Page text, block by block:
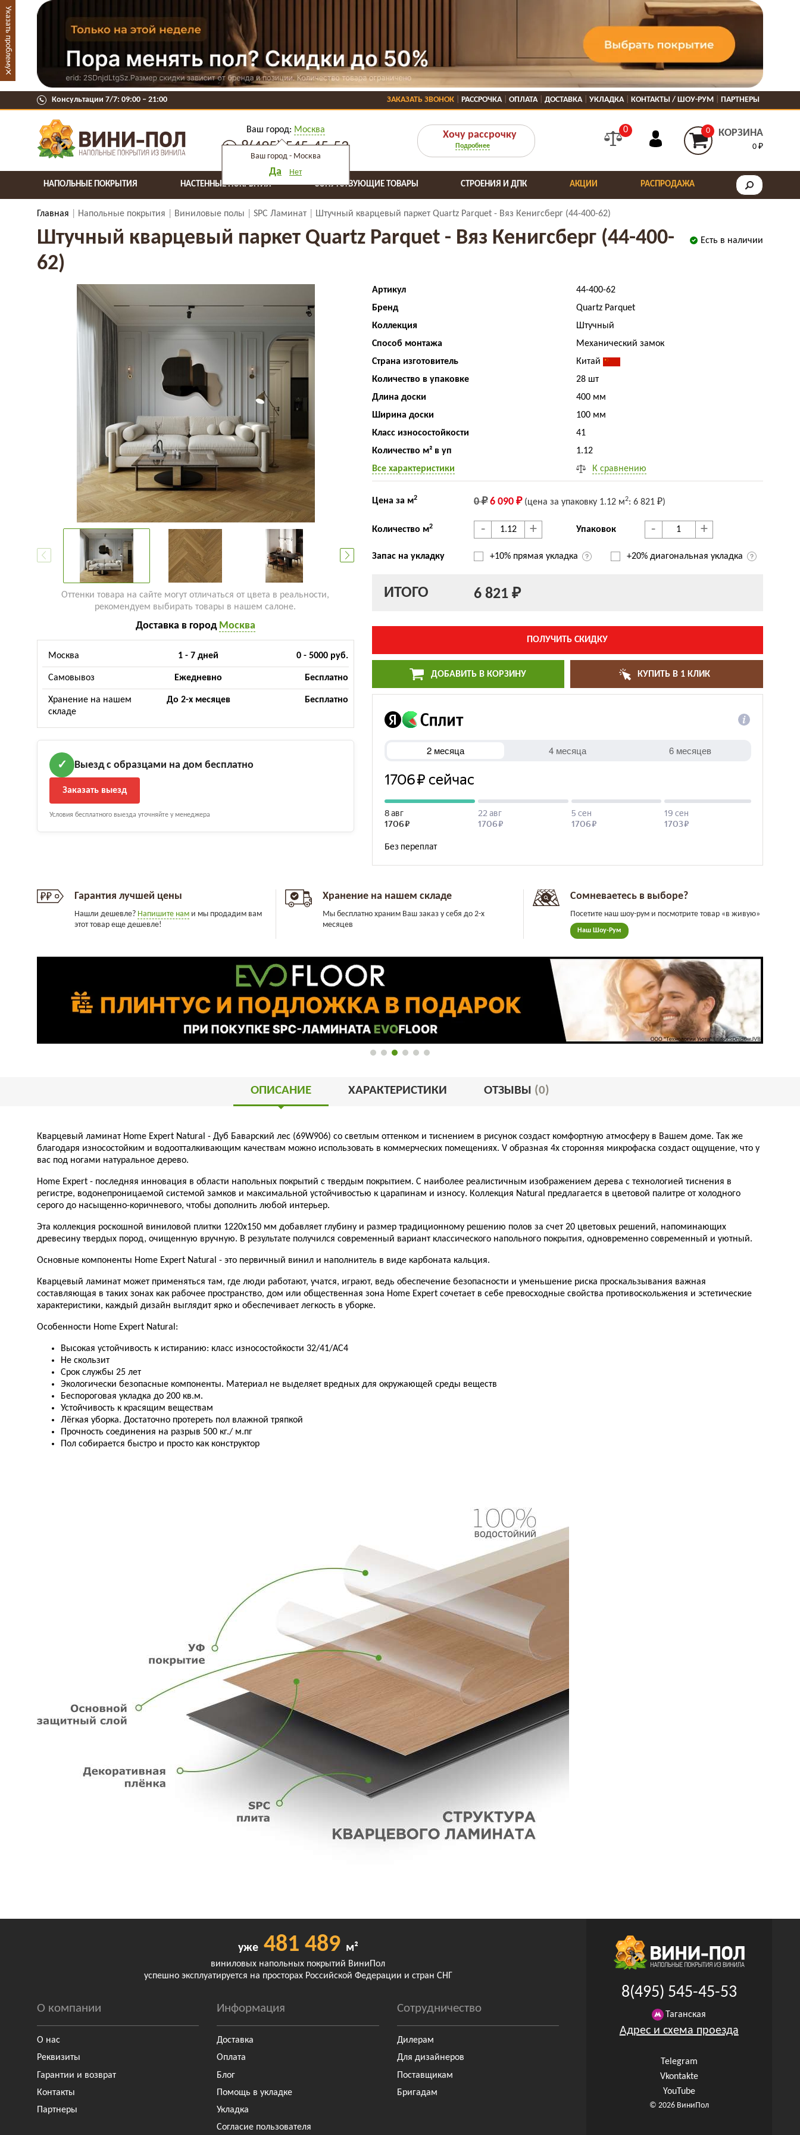
Консультации 7/7: 09:00 ‒ 21:00 ЗАКАЗАТЬ ЗВОНОК РАССРОЧКА ОПЛАТА ДОСТАВКА УКЛАДКА КОНТАКТЫ / ШОУ-РУМ ПАРТНЕРЫ
Ваш город: Москва
Ваш город - Москва
Да Нет
8(495) 545-45-53
Хочу рассрочку
Подробнее
0 0 КОРЗИНА
0 ₽
НАПОЛЬНЫЕ ПОКРЫТИЯ НАСТЕННЫЕ ПОКРЫТИЯ СОПУТСТВУЮЩИЕ ТОВАРЫ РАСПРОДАЖА
СТРОЕНИЯ И ДПК АКЦИИ
Главная Напольные покрытия Виниловые полы SPC Ламинат Штучный кварцевый паркет Quartz Parquet - Вяз Кенигсберг (44-400-62)
Есть в наличии
Штучный кварцевый паркет Quartz Parquet - Вяз Кенигсберг (44-400-
62)
Оттенки товара на сайте могут отличаться от цвета в реальности,
рекомендуем выбирать товары в нашем салоне.
Доставка в город Москва
Москва 1 - 7 дней 0 - 5000 руб.
Самовывоз Ежедневно Бесплатно
Хранение на нашем
складе
До 2-х месяцев Бесплатно
✓ Выезд с образцами на дом бесплатно
Заказать выезд
Условия бесплатного выезда уточняйте у менеджера
Артикул
44-400-62
Бренд
Quartz Parquet
Коллекция
Штучный
Способ монтажа
Механический замок
Страна изготовитель
Китай
Количество в упаковке
28 шт
Длина доски
400 мм
Ширина доски
100 мм
Класс износостойкости
41
Количество м² в уп
1.12
Все характеристики
К сравнению
Цена за м2 0 ₽ 6 090 ₽ (цена за упаковку 1.12 м2:6 821 ₽)
Количество м2 - + Упаковок - +
Запас на укладку +10% прямая укладка +20% диагональная укладка
ИТОГО 6 821 ₽
ПОЛУЧИТЬ СКИДКУ
ДОБАВИТЬ В КОРЗИНУ КУПИТЬ В 1 КЛИК
Гарантия лучшей цены
Нашли дешевле? Напишите нам и мы продадим вам
этот товар еще дешевле!
Хранение на нашем складе
Мы бесплатно храним Ваш заказ у себя до 2-х
месяцев
Сомневаетесь в выборе?
Посетите наш шоу-рум и посмотрите товар «в живую»
Наш Шоу-Рум
ОПИСАНИЕ ХАРАКТЕРИСТИКИ ОТЗЫВЫ (0)
Кварцевый ламинат Home Expert Natural - Дуб Баварский лес (69W906) со светлым оттенком и тиснением в рисунок создаст комфортную атмосферу в Вашем доме. Так же
благодаря износостойким и водоотталкивающим качествам можно использовать в коммерческих помещениях. V образная 4х сторонняя микрофаска создаст ощущение, что у
вас под ногами натуральное дерево.
Home Expert - последняя инновация в области напольных покрытий с твердым покрытием. С наиболее реалистичным изображением дерева с технологией тиснения в
регистре, водонепроницаемой системой замков и максимальной устойчивостью к царапинам и износу. Коллекция Natural предлагается в цветовой палитре от холодного
серого до насыщенно-коричневого, чтобы дополнить любой интерьер.
Эта коллекция роскошной виниловой плитки 1220х150 мм добавляет глубину и размер традиционному решению полов за счет 20 цветовых решений, напоминающих
древесину твердых пород, очищенную вручную. В результате получился современный вариант классического напольного покрытия, одновременно современный и уютный.
Основные компоненты Home Expert Natural - это первичный винил и наполнитель в виде карбоната кальция.
Кварцевый ламинат может применяться там, где люди работают, учатся, играют, ведь обеспечение безопасности и уменьшение риска проскальзывания важная
составляющая в таких зонах как рабочее пространство, дом или общественная зона Home Expert сочетает в себе превосходные свойства противоскольжения и эстетические
характеристики, каждый дизайн выглядит ярко и обеспечивает легкость в уборке.
Особенности Home Expert Natural:
Высокая устойчивость к истиранию: класс износостойкости 32/41/AC4
Не скользит
Срок службы 25 лет
Экологически безопасные компоненты. Материал не выделяет вредных для окружающей среды веществ
Беспороговая укладка до 200 кв.м.
Устойчивость к красящим веществам
Лёгкая уборка. Достаточно протереть пол влажной тряпкой
Прочность соединения на разрыв 500 кг./ м.пг
Пол собирается быстро и просто как конструктор
уже481 489 м²
виниловых напольных покрытий ВиниПол
успешно эксплуатируется на просторах Российской Федерации и стран СНГ
О компании
О нас
Реквизиты
Гарантии и возврат
Контакты
Партнеры
Информация
Доставка
Оплата
Блог
Помощь в укладке
Укладка
Согласие пользователя
Сотрудничество
Дилерам
Для дизайнеров
Поставщикам
Бригадам
8(495) 545-45-53
Таганская
Адрес и схема проезда
Telegram
Vkontakte
YouTube
© 2026 ВиниПол
Указать проблему
×